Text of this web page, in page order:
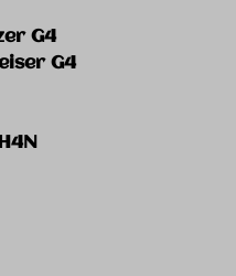
Sennheiser